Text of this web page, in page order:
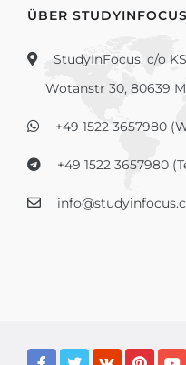
ÜBER STUDYINFOCUS
StudyInFocus, c/o
Wotanstr 30, 80639
+49 1522 3657980
+49 1522 3657980